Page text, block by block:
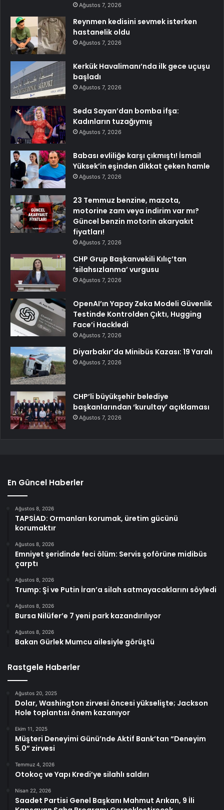
Ağustos 7, 2026
Reynmen kedisini sevmek isterken
hastanelik oldu
Ağustos 7, 2026
Kerkük Havalimanı’nda ilk gece uçuşu
başladı
Ağustos 7, 2026
Seda Sayan’dan bomba ifşa:
Kadınların tuzağıymış
Ağustos 7, 2026
Babası evliliğe karşı çıkmıştı! İsmail
Yüksek’in eşinden dikkat çeken hamle
Ağustos 7, 2026
23 Temmuz benzine, mazota,
motorine zam veya indirim var mı?
Güncel benzin motorin akaryakıt
fiyatları!
Ağustos 7, 2026
CHP Grup Başkanvekili Kılıç’tan
‘silahsızlanma’ vurgusu
Ağustos 7, 2026
OpenAI’ın Yapay Zeka Modeli Güvenlik
Testinde Kontrolden Çıktı, Hugging
Face’i Hackledi
Ağustos 7, 2026
Diyarbakır’da Minibüs Kazası: 19 Yaralı
Ağustos 7, 2026
CHP’li büyükşehir belediye
başkanlarından ‘kurultay’ açıklaması
Ağustos 7, 2026
En Güncel Haberler
Ağustos 8, 2026
TAPSİAD: Ormanları korumak, üretim gücünü
korumaktır
Ağustos 8, 2026
Emniyet şeridinde feci ölüm: Servis şoförüne midibüs
çarptı
Ağustos 8, 2026
Trump: Şi ve Putin İran’a silah satmayacaklarını söyledi
Ağustos 8, 2026
Bursa Nilüfer’e 7 yeni park kazandırılıyor
Ağustos 8, 2026
Bakan Gürlek Mumcu ailesiyle görüştü
Rastgele Haberler
Ağustos 20, 2025
Dolar, Washington zirvesi öncesi yükselişte; Jackson
Hole toplantısı önem kazanıyor
Ekim 11, 2025
Müşteri Deneyimi Günü’nde Aktif Bank’tan “Deneyim
5.0” zirvesi
Temmuz 4, 2026
Otokoç ve Yapı Kredi’ye silahlı saldırı
Nisan 22, 2026
Saadet Partisi Genel Başkanı Mahmut Arıkan, 9 İli